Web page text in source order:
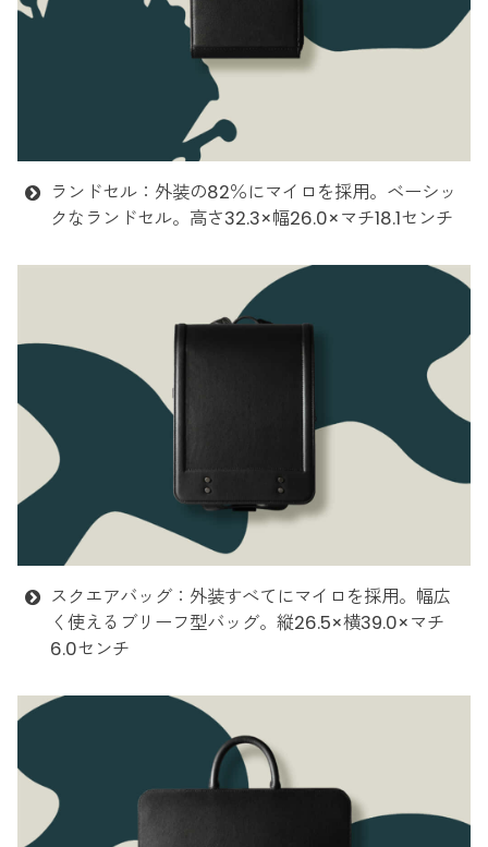
ランドセル：外装の82％にマイロを採用。ベーシッ
クなランドセル。高さ32.3×幅26.0×マチ18.1センチ
スクエアバッグ：外装すべてにマイロを採用。幅広
く使えるブリーフ型バッグ。縦26.5×横39.0×マチ
6.0センチ